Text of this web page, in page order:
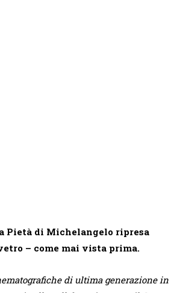
Pietà di Michelangelo ripresa
– come mai vista prima.
di ultima generazione in